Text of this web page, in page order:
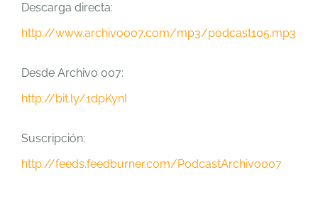
Descarga directa:
http://www.archivo007.com/mp3/podcast105.mp3
Desde Archivo 007:
http://bit.ly/1dpKynI
Suscripción:
http://feeds.feedburner.com/PodcastArchivo007